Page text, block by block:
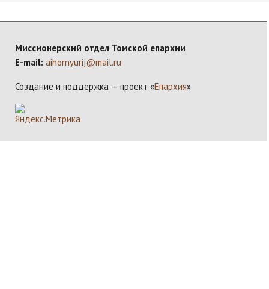
Миссионерский отдел Томской епархии
E-mail: aihornyurij@mail.ru
Создание и поддержка — проект «Епархия»